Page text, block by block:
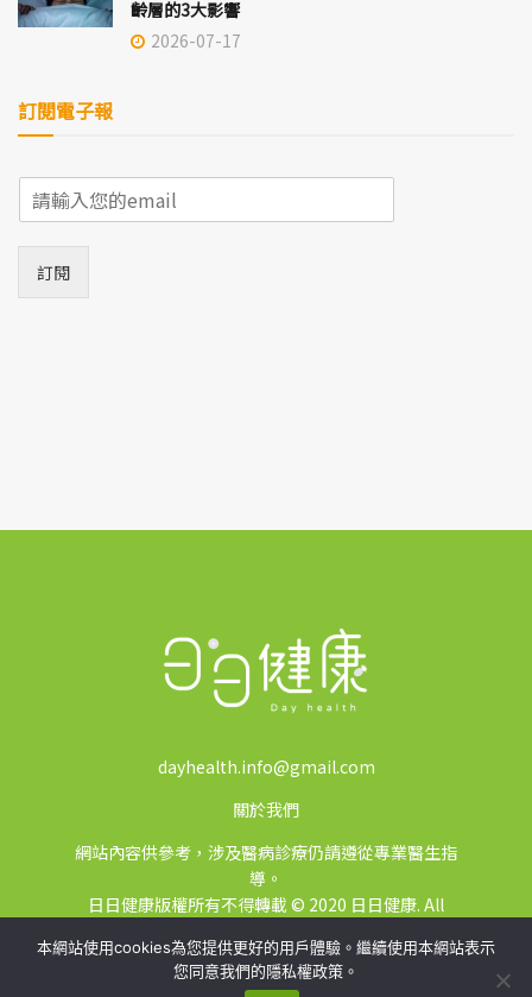
齡層的3大影響
2026-07-17
訂閱電子報
E
m
*
訂閱
dayhealth.info@gmail.com
關於我們
網站內容供參考，涉及醫病診療仍請遵從專業醫生指
導。
日日健康版權所有不得轉載 © 2020 日日健康. All
本網站使用cookies為您提供更好的用戶體驗。繼續使用本網站表示
您同意我們的隱私權政策。